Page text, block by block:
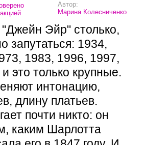
Автор:
Марина Колесниченко
Эйр" столько,
запутаться: 1934,
1983, 1996, 1997,
это только крупные.
интонацию,
длину платьев.
почти никто: он
каким Шарлотта